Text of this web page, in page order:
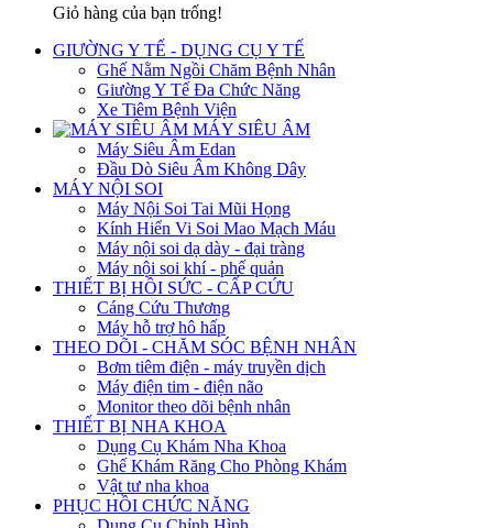
Giỏ hàng của bạn trống!
GIƯỜNG Y TẾ - DỤNG CỤ Y TẾ
Ghế Nằm Ngồi Chăm Bệnh Nhân
Giường Y Tế Đa Chức Năng
Xe Tiêm Bệnh Viện
MÁY SIÊU ÂM
Máy Siêu Âm Edan
Đầu Dò Siêu Âm Không Dây
MÁY NỘI SOI
Máy Nội Soi Tai Mũi Họng
Kính Hiển Vi Soi Mao Mạch Máu
Máy nội soi dạ dày - đại tràng
Máy nội soi khí - phế quản
THIẾT BỊ HỒI SỨC - CẤP CỨU
Cáng Cứu Thương
Máy hỗ trợ hô hấp
THEO DÕI - CHĂM SÓC BỆNH NHÂN
Bơm tiêm điện - máy truyền dịch
Máy điện tim - điện não
Monitor theo dõi bệnh nhân
THIẾT BỊ NHA KHOA
Dụng Cụ Khám Nha Khoa
Ghế Khám Răng Cho Phòng Khám
Vật tư nha khoa
PHỤC HỒI CHỨC NĂNG